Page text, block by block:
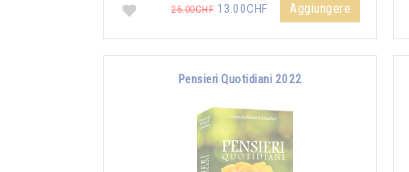
26.00CHF 13.00CHF Aggiungere
Pensieri Quotidiani 2022